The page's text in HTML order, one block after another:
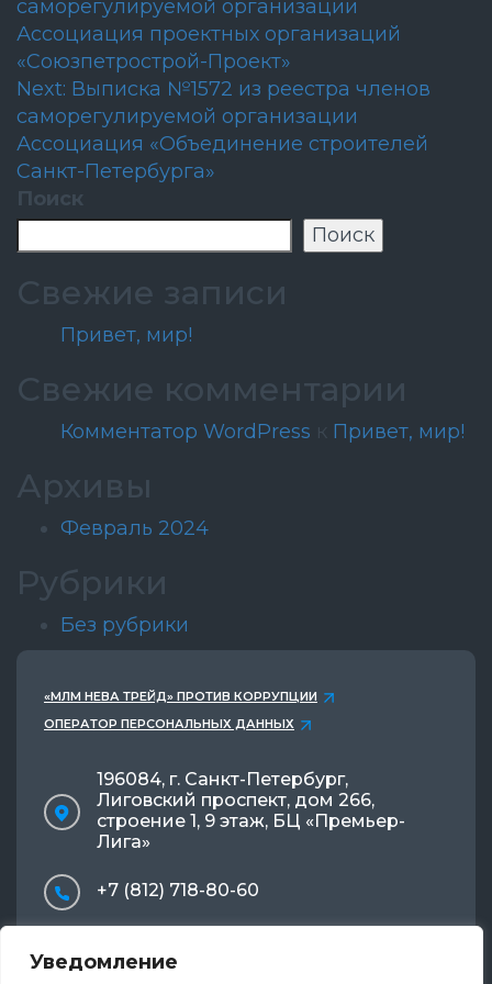
Уведомление
по
записям
саморегулируемой организации
Ассоциация проектных организаций
«Союзпетрострой-Проект»
Next: Выписка №1572 из реестра членов
саморегулируемой организации
Ассоциация «Объединение строителей
Санкт-Петербурга»
Поиск
Поиск
Свежие записи
Привет, мир!
Свежие комментарии
Комментатор WordPress к Привет, мир!
Архивы
Февраль 2024
Рубрики
Без рубрики
«МЛМ НЕВА ТРЕЙД» ПРОТИВ КОРРУПЦИИ
ОПЕРАТОР ПЕРСОНАЛЬНЫХ ДАННЫХ
196084, г. Санкт-Петербург,
Лиговский проспект, дом 266,
строение 1, 9 этаж, БЦ «Премьер-
Лига»
+7 (812) 718-80-60